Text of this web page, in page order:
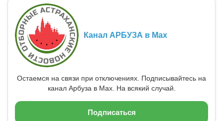
Канал АРБУЗА в Max
Остаемся на связи при отключениях. Подписывайтесь на
канал Арбуза в Max. На всякий случай.
Подписаться